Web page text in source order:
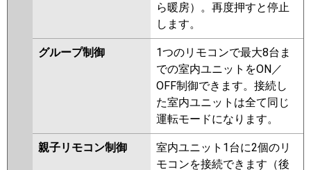
ら暖房）。再度押すと停止
します。
グループ制御
1つのリモコンで最大8台ま
での室内ユニットをON／
OFF制御できます。接続し
た室内ユニットは全て同じ
運転モードになります。
親子リモコン制御
室内ユニット1台に2個のリ
モコンを接続できます（後